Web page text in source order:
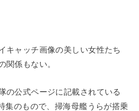
キャッチ画像の美しい女性たち
関係もない。
の公式ページに記載されている
集のもので、掃海母艦うらが搭乗